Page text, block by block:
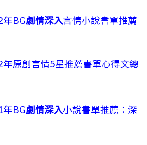
年BG劇情深入言情小說書單推薦
年原創言情5星推薦書單心得文總
年BG劇情深入小說書單推薦：深